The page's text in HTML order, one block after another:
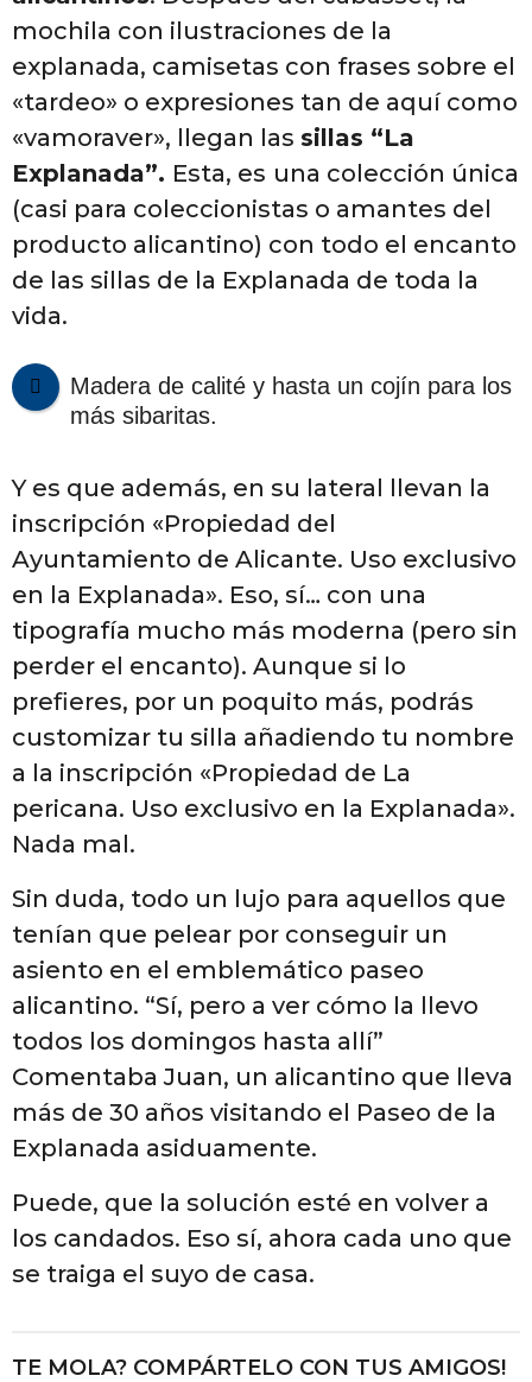
mochila con ilustraciones de la
explanada, camisetas con frases sobre el
«tardeo» o expresiones tan de aquí como
«vamoraver», llegan las sillas “La
Explanada”. Esta, es una colección única
(casi para coleccionistas o amantes del
producto alicantino) con todo el encanto
de las sillas de la Explanada de toda la
vida.
Madera de calité y hasta un cojín para los
más sibaritas.
Y es que además, en su lateral llevan la
inscripción «Propiedad del
Ayuntamiento de Alicante. Uso exclusivo
en la Explanada». Eso, sí… con una
tipografía mucho más moderna (pero sin
perder el encanto). Aunque si lo
prefieres, por un poquito más, podrás
customizar tu silla añadiendo tu nombre
a la inscripción «Propiedad de La
pericana. Uso exclusivo en la Explanada».
Nada mal.
Sin duda, todo un lujo para aquellos que
tenían que pelear por conseguir un
asiento en el emblemático paseo
alicantino. “Sí, pero a ver cómo la llevo
todos los domingos hasta allí”
Comentaba Juan, un alicantino que lleva
más de 30 años visitando el Paseo de la
Explanada asiduamente.
Puede, que la solución esté en volver a
los candados. Eso sí, ahora cada uno que
se traiga el suyo de casa.
TE MOLA? COMPÁRTELO CON TUS AMIGOS!